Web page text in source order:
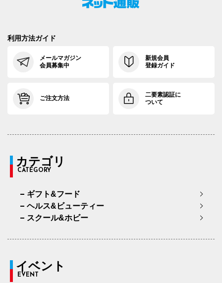
利用方法ガイド
メールマガジン
会員募集中
新規会員
登録ガイド
ご注文方法
二要素認証に
ついて
カテゴリ
CATEGORY
ギフト&フード
ヘルス&ビューティー
スクール&ホビー
イベント
EVENT